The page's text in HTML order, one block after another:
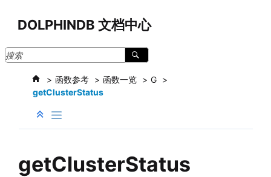
DOLPHINDB 文档中心
函数参考 函数一览
G
getClusterStatus
getClusterStatus